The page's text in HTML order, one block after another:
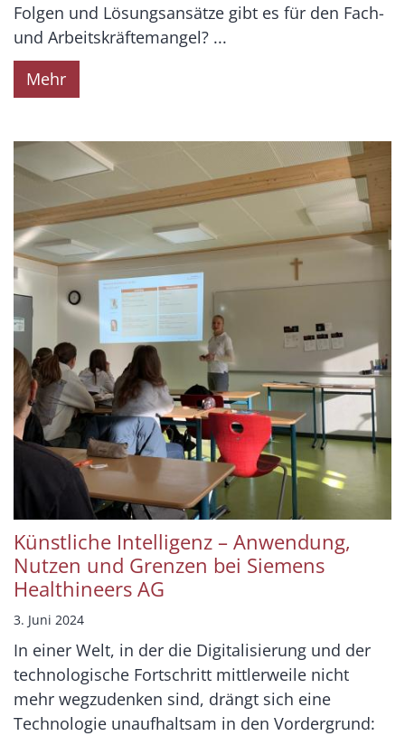
Folgen und Lösungsansätze gibt es für den Fach-
und Arbeitskräftemangel? ...
Mehr
Künstliche Intelligenz – Anwendung,
Nutzen und Grenzen bei Siemens
Healthineers AG
3. Juni 2024
In einer Welt, in der die Digitalisierung und der
technologische Fortschritt mittlerweile nicht
mehr wegzudenken sind, drängt sich eine
Technologie unaufhaltsam in den Vordergrund: